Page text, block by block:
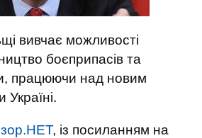
вивчає можливості
боєприпасів та
працюючи над новим
Україні.
, із посиланням на